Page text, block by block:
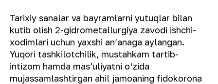
Tarixiy sanalar va bayramlarni yutuqlar bilan
kutib olish 2-gidrometallurgiya zavodi ishchi-
xodimlari uchun yaxshi an’anaga aylangan.
Yuqori tashkilotchilik, mustahkam tartib-
intizom hamda mas’uliyatni o‘zida
mujassamlashtirgan ahil jamoaning fidokorona